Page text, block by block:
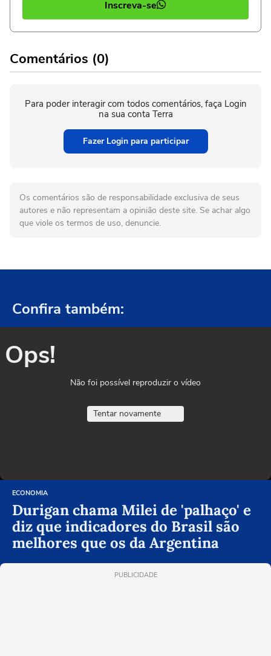
Inscreva-se
Comentários (0)
Para poder interagir com todos comentários, faça Login
na sua conta Terra
Fazer Login para participar
Os comentários são de responsabilidade exclusiva de seus
autores e não representam a opinião deste site. Se achar algo
que viole os termos de uso, denuncie.
Confira também:
Ops!
Não foi possível reproduzir o vídeo
Tentar novamente
ECONOMIA
Durigan chama Milei de 'palhaço' e
diz que indicadores do Brasil são
melhores que os da Argentina
PUBLICIDADE